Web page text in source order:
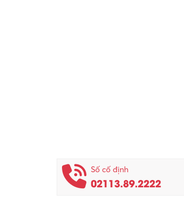
Số cố định
02113.89.2222